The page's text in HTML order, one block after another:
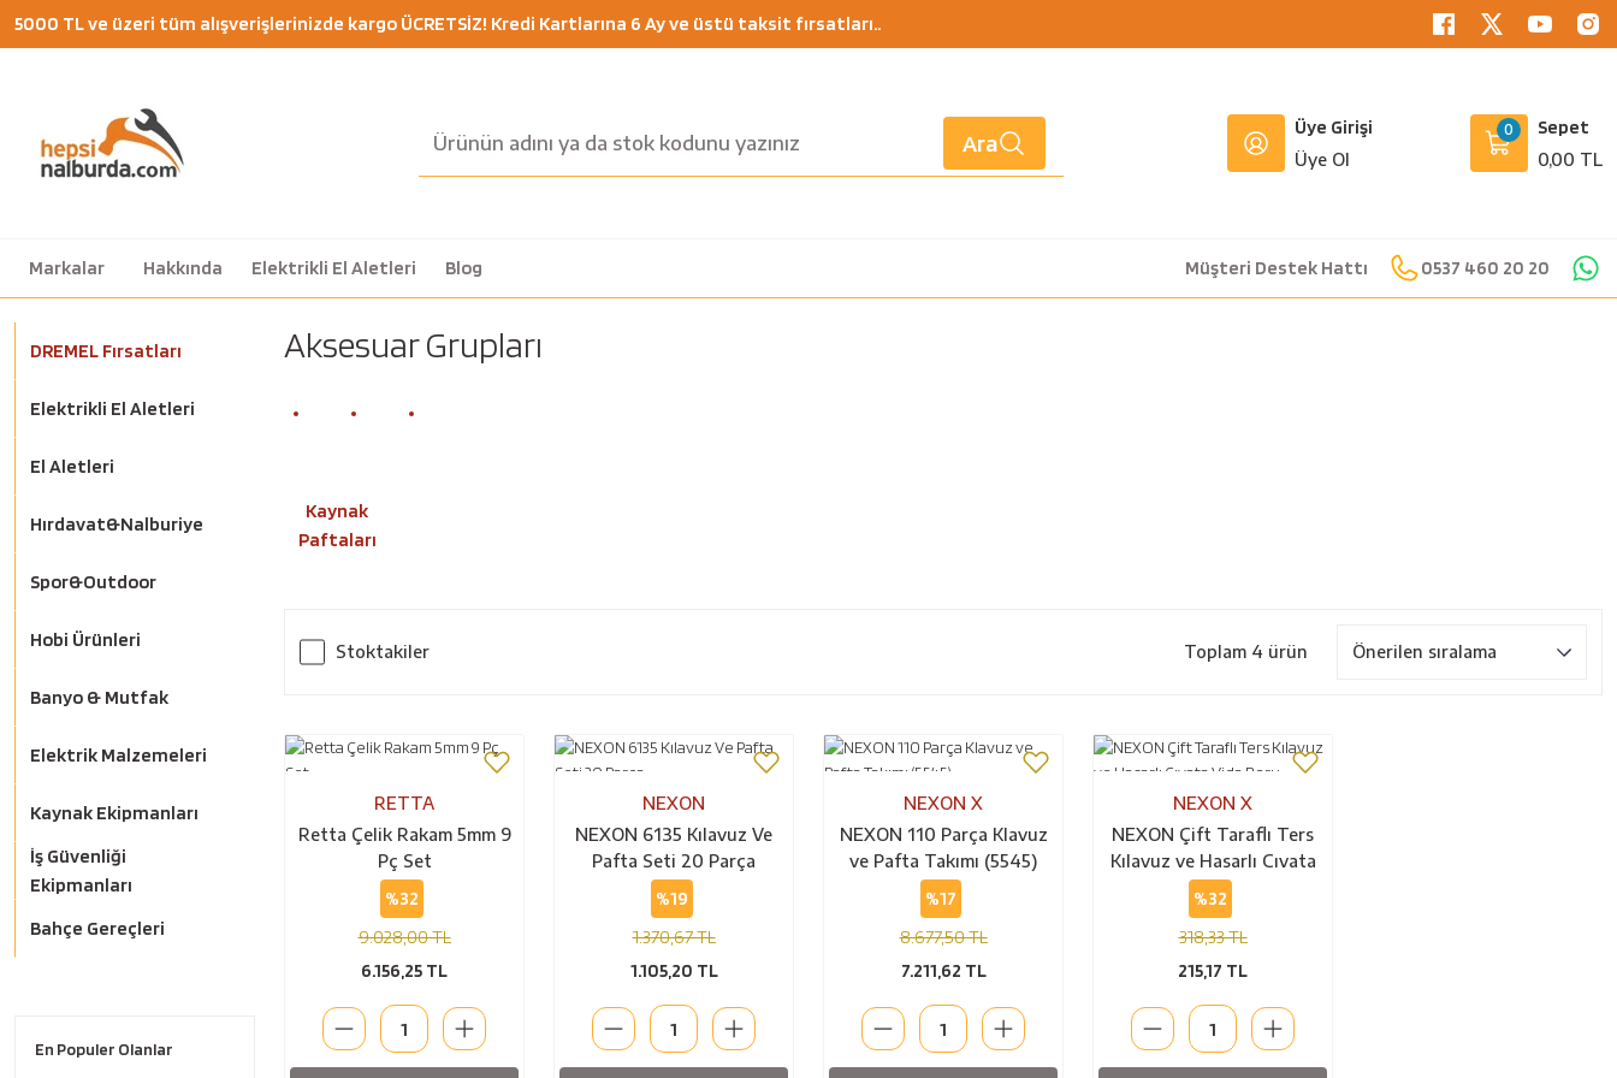
5000 TL ve üzeri tüm alışverişlerinizde kargo ÜCRETSİZ! Kredi Kartlarına 6 Ay ve üstü taksit fırsatları..
Ara
Üye Girişi
Üye Ol
Sepet
0,00 TL
0
Markalar Hakkında Elektrikli El Aletleri Blog Müşteri Destek Hattı 0537 460 20 20
DREMEL Fırsatları
Elektrikli El Aletleri
El Aletleri
Hırdavat&Nalburiye
Spor&Outdoor
Hobi Ürünleri
Banyo & Mutfak
Elektrik Malzemeleri
Kaynak Ekipmanları
İş Güvenliği
Ekipmanları
Bahçe Gereçleri
En Populer Olanlar
Aksesuar Grupları
Kaynak
Paftaları
Stoktakiler Toplam 4 ürün
RETTA
Retta Çelik Rakam 5mm 9
Pç Set
%32
9.028,00 TL
6.156,25 TL
NEXON
NEXON 6135 Kılavuz Ve
Pafta Seti 20 Parça
%19
1.370,67 TL
1.105,20 TL
NEXON X
NEXON 110 Parça Klavuz
ve Pafta Takımı (5545)
%17
8.677,50 TL
7.211,62 TL
NEXON X
NEXON Çift Taraflı Ters
Kılavuz ve Hasarlı Cıvata
Vida Boru Çıkarıcı (5334)
%32
318,33 TL
215,17 TL